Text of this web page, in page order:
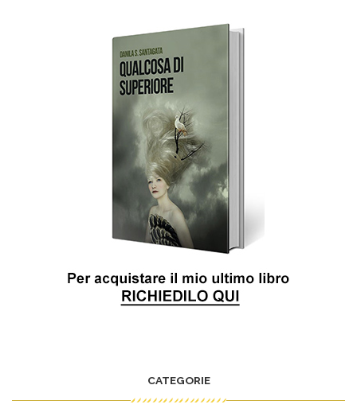
CATEGORIE